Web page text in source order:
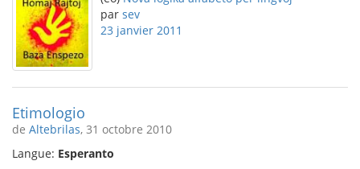
par sev
23 janvier 2011
Etimologio
de Altebrilas, 31 octobre 2010
Langue: Esperanto